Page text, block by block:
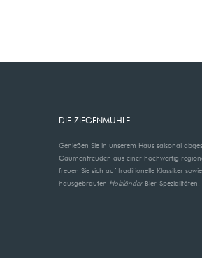
DIE ZIEGENMÜHLE
Genießen Sie in unserem Haus saisonal
Gaumenfreuden aus einer hochwertig
freuen Sie sich auf traditionelle Klassiker
hausgebrauten HolzländerBier-Spezialitäten.